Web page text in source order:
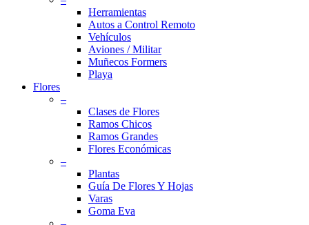
Herramientas
Autos a Control Remoto
Vehículos
Aviones / Militar
Muñecos Formers
Playa
Flores
–
Clases de Flores
Ramos Chicos
Ramos Grandes
Flores Económicas
–
Plantas
Guía De Flores Y Hojas
Varas
Goma Eva